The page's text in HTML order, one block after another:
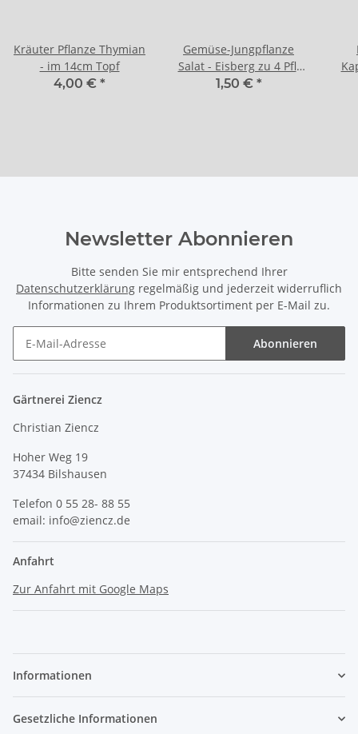
Kräuter Pflanze Thymian
- im 14cm Topf
4,00 € *
Gemüse-Jungpflanze
Salat - Eisberg zu 4 Pfl.
im 9cm-4-Ecktopf
1,50 € *
Newsletter Abonnieren
Bitte senden Sie mir entsprechend Ihrer
Datenschutzerklärung regelmäßig und jederzeit widerruflich
Informationen zu Ihrem Produktsortiment per E-Mail zu.
Abonnieren
Gärtnerei Ziencz
Christian Ziencz
Hoher Weg 19
37434 Bilshausen
Telefon 0 55 28- 88 55
email: info@ziencz.de
Anfahrt
Zur Anfahrt mit Google Maps
Informationen
Gesetzliche Informationen